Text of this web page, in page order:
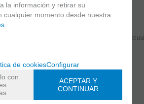
de ventajas y exclusivas
y disfruta de descuentos y promociones
y acepto el
la información y retirar su
cualquier momento desde nuestra
de cookiesConfigurar
con
ACEPTAR Y
CONTINUAR